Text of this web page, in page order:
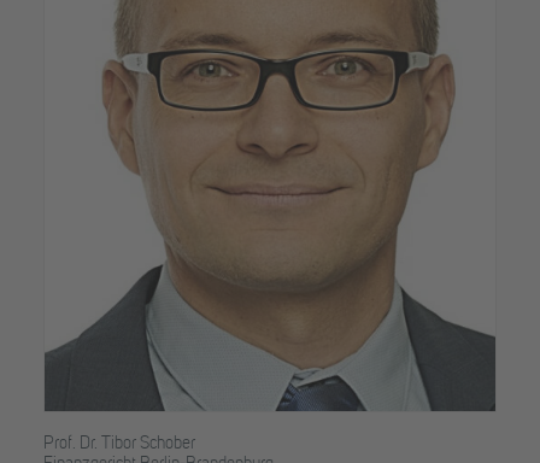
Prof. Dr. Tibor Schober